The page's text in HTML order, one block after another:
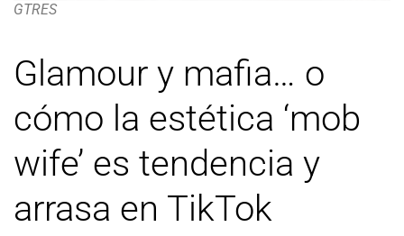
GTRES
Glamour y mafia… o
cómo la estética ‘mob
wife’ es tendencia y
arrasa en TikTok